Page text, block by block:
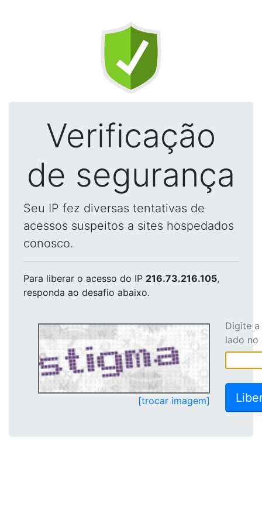
Verificação
de segurança
Seu IP fez diversas tentativas de
acessos suspeitos a sites hospedados
conosco.
Para liberar o acesso do IP 216.73.216.105,
responda ao desafio abaixo.
[trocar imagem]
Digite
lado no